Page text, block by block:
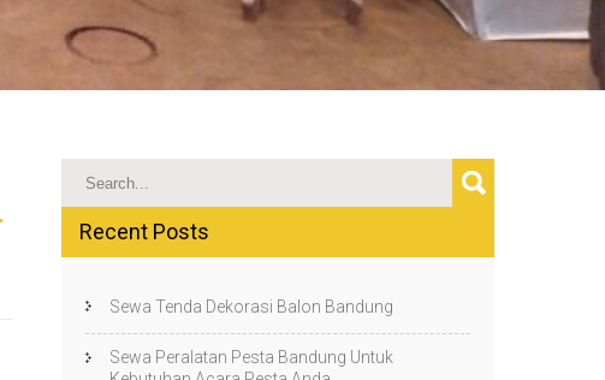
Recent Posts
Sewa Tenda Dekorasi Balon Bandung
Sewa Peralatan Pesta Bandung Untuk